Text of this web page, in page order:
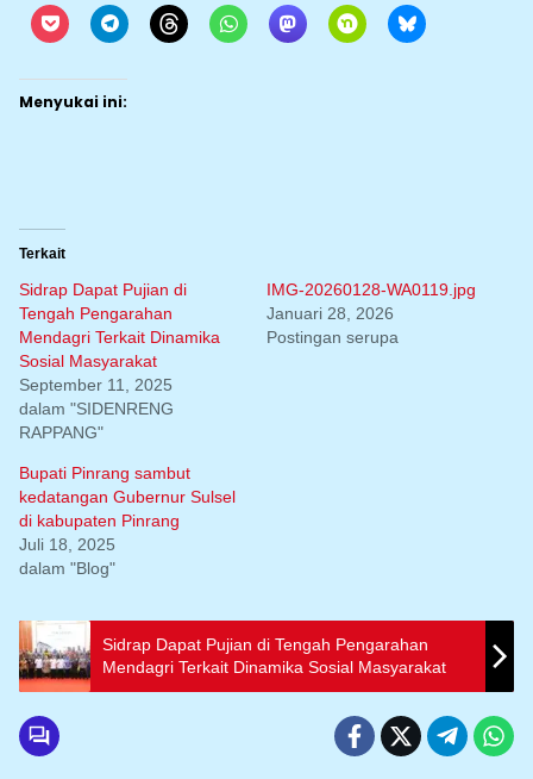
Menyukai ini:
Terkait
Sidrap Dapat Pujian di
Tengah Pengarahan
Mendagri Terkait Dinamika
Sosial Masyarakat
September 11, 2025
dalam "SIDENRENG
RAPPANG"
IMG-20260128-WA0119.jpg
Januari 28, 2026
Postingan serupa
Bupati Pinrang sambut
kedatangan Gubernur Sulsel
di kabupaten Pinrang
Juli 18, 2025
dalam "Blog"
Sidrap Dapat Pujian di Tengah Pengarahan
Mendagri Terkait Dinamika Sosial Masyarakat